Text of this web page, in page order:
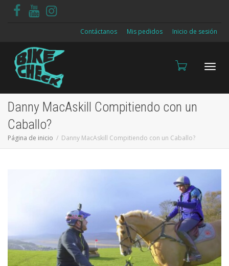
Contáctanos Mis pedidos Inicio de sesión
Danny MacAskill Compitiendo con un
Caballo?
Página de inicio Danny MacAskill Compitiendo con un Caballo?